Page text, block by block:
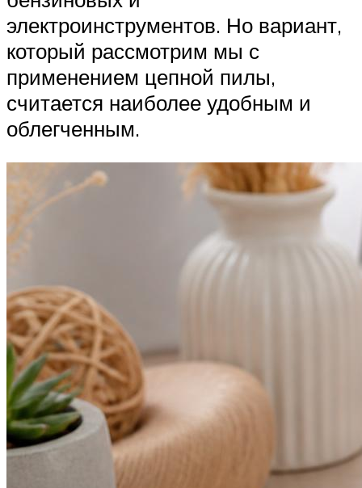
электроинструментов. Но вариант,
который рассмотрим мы с
применением цепной пилы,
считается наиболее удобным и
облегченным.